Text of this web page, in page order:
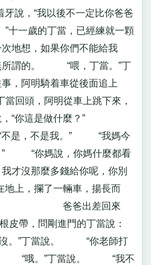
牙說，“我以後不一定比你爸爸
一歲的丁當，已經練就一顆
地想，如果你們不能給我
所謂的。 “喂，丁當。”丁
，阿明騎着車從後面追上
頭，阿明從車上跳下來，
，“你這是做什麼？”
“不是，不是我。” “我媽今
” “你媽說，你媽什麼都看
才沒那麼多錢給你呢，你別
地上，攔了一輛車，揚長而
爸出差回來
帶，問剛進門的丁當說：
。”丁當說。 “你老師打
” “哦。”丁當說。 “我不